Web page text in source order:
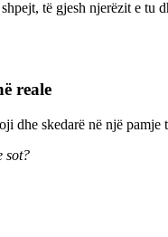
të gjesh njerëzit e tu
reale
dhe skedarë në një pamje
sot?